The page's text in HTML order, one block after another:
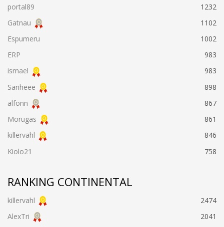
portal89
1232
Gatnau
1102
Espumeru
1002
ERP
983
ismael
983
Sanheee
898
alfonn
867
Morugas
861
killervahl
846
Kiolo21
758
RANKING CONTINENTAL
killervahl
2474
AlexTri
2041